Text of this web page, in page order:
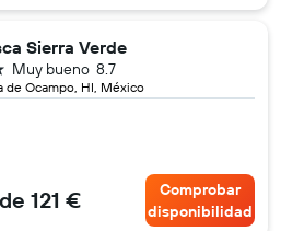
Sierra Verde
de Ocampo, HI, México
8.7
Muy bueno
121 €
Comprobar
disponibilidad